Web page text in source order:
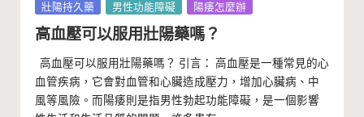
Posted
in
壯陽持久藥 男性功能障礙 陽痿怎麼辦
高血壓可以服用壯陽藥嗎？
高血壓可以服用壯陽藥嗎？ 引言： 高血壓是一種常見的心
血管疾病，它會對血管和心臟造成壓力，增加心臟病、中
風等風險。而陽痿則是指男性勃起功能障礙，是一個影響